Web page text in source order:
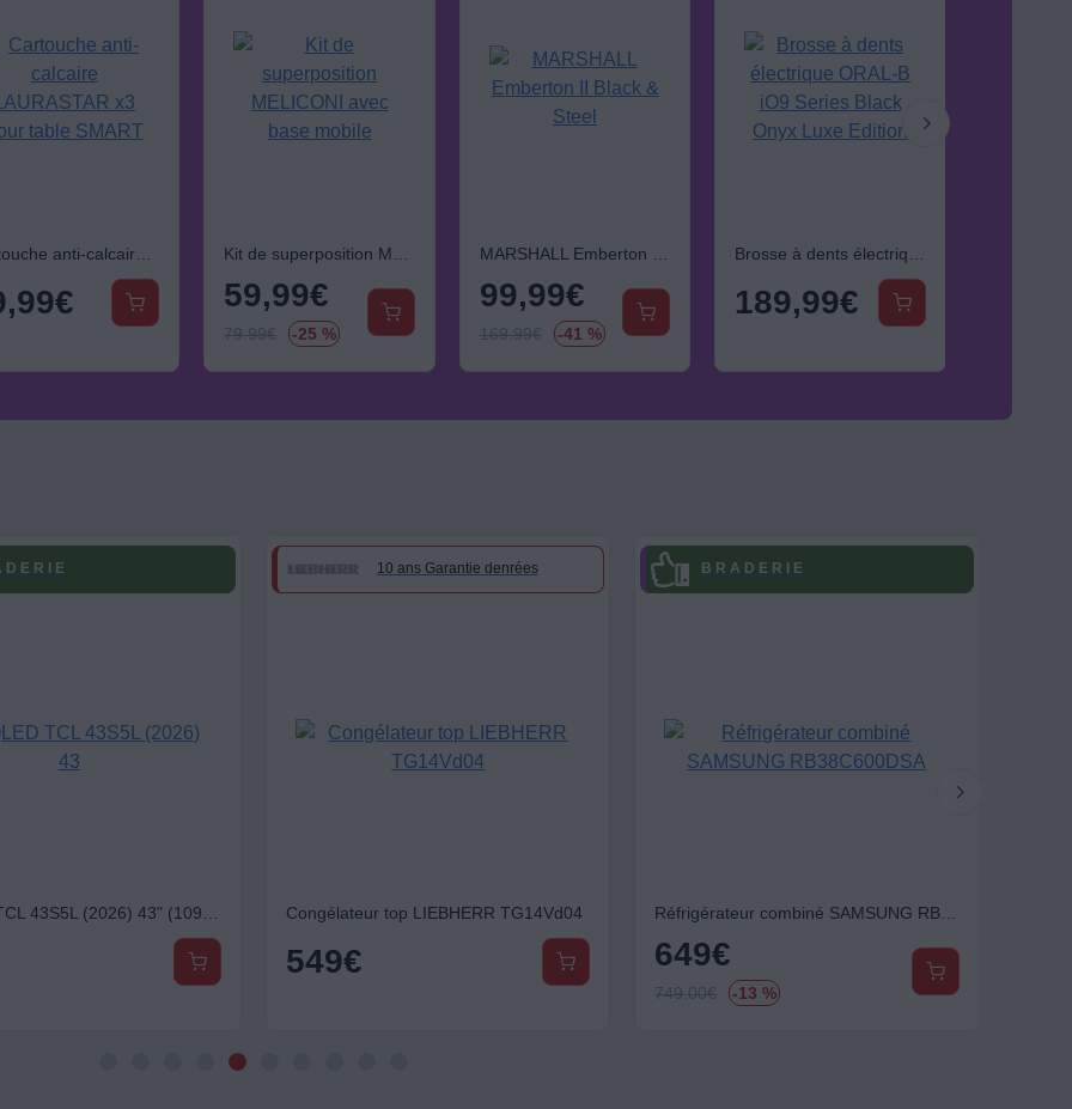
Cartouche anti-calcaire LAURASTAR x3 pour table SMART
€ 59,99€
79.99€ -25 %
99,99€
169.99€ -41 %
189,99€
D E R I E 10 ans Garantie denrées
Congélateur top LIEBHERR TG14Vd04
549€
B R A D E R I E
649€
749.00€ -13 %